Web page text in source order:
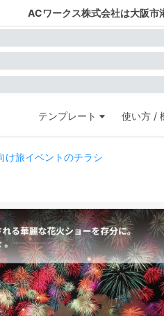
ACワークス株式会社は大阪市
テンプレート 使い方 /
け旅イベントのチラシ